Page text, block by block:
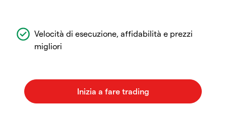
Velocità di esecuzione, affidabilità e prezzi
migliori